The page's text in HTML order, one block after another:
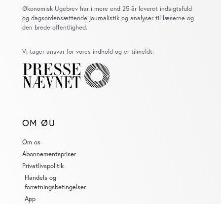
Økonomisk Ugebrev har i mere end 25 år leveret indsigtsfuld
og dagsordensættende journalistik og analyser til læserne og
den brede offentlighed.
Vi tager ansvar for vores indhold og er tilmeldt:
OM ØU
Om os
Abonnementspriser
Privatlivspolitik
Handels og
forretningsbetingelser
App